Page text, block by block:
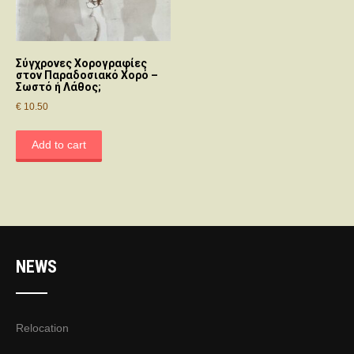
Σύγχρονες Χορογραφίες
στον Παραδοσιακό Χορό –
Σωστό ή Λάθος;
€ 10.50
Add to cart
NEWS
Relocation